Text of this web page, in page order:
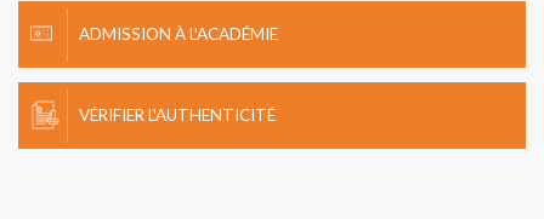
ADMISSION À L'ACADÉMIE
VÉRIFIER L'AUTHENTICITÉ